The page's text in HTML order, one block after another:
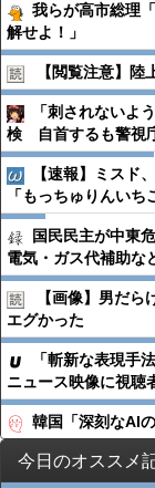
我らが高市総理
解せよ！」
【閲覧注意】
「刺されないよ
検 自首するも警視
【速報】ミスド
「もっちゅりんい
国民民主が中東
電気・ガス代補助な
【画像】男だ
エグかった
「斬新な表現手
ニュース映像に視聴
韓国「深刻なAI
今日のオススメ